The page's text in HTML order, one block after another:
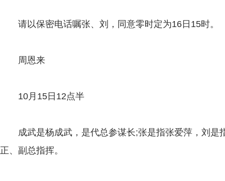
请以保密电话嘱张、刘，同意零时定为16日15时。
周恩来
10月15日12点半
成武是杨成武，是代总参谋长;张是指张爱萍，刘是
正、副总指挥。